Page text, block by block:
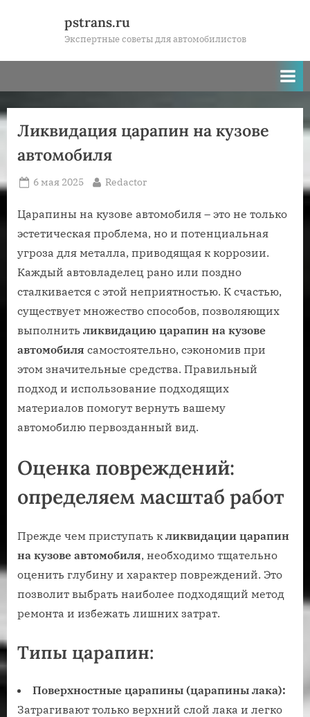
pstrans.ru
Экспертные советы для автомобилистов
Ликвидация царапин на кузове
автомобиля
Posted
6 мая 2025 By
Redactor
Царапины на кузове автомобиля – это не только
эстетическая проблема, но и потенциальная
угроза для металла, приводящая к коррозии.
Каждый автовладелец рано или поздно
сталкивается с этой неприятностью. К счастью,
существует множество способов, позволяющих
выполнить ликвидацию царапин на кузове
автомобиля самостоятельно, сэкономив при
этом значительные средства. Правильный
подход и использование подходящих
материалов помогут вернуть вашему
автомобилю первозданный вид.
Оценка повреждений:
определяем масштаб работ
Прежде чем приступать к ликвидации царапин
на кузове автомобиля, необходимо тщательно
оценить глубину и характер повреждений. Это
позволит выбрать наиболее подходящий метод
ремонта и избежать лишних затрат.
Типы царапин:
Поверхностные царапины (царапины лака):
Затрагивают только верхний слой лака и легко